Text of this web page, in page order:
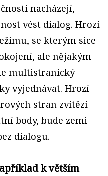
nacházejí,
vést dialog. Hrozí
se kterým sice
ale nějakým
multistranický
vyjednávat. Hrozí
stran zvítězí
body, bude zemi
dialogu.
k větším